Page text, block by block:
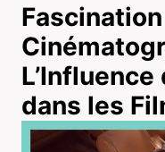
Fascination
dans les